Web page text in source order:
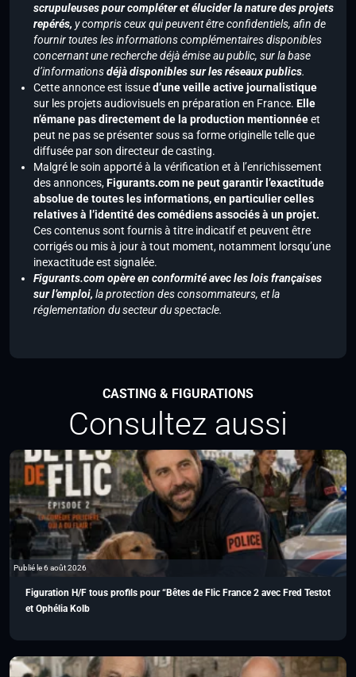
scrupuleuses pour compléter et élucider la nature des projets
repérés, y compris ceux qui peuvent être confidentiels, afin de
fournir toutes les informations complémentaires disponibles
concernant une recherche déjà émise au public, sur la base
d’informationsdéjà disponibles sur les réseaux publics.
Cette annonce est issued’une veille active journalistique
sur les projets audiovisuels en préparation en France. Elle
n’émane pas directement de la production mentionnéeet
peut ne pas se présenter sous sa forme originelle telle que
diffusée par son directeur de casting.
Malgré le soin apporté à la vérification et à l’enrichissement
des annonces,Figurants.com ne peut garantir l’exactitude
absolue de toutes les informations, en particulier celles
relatives à l’identité des comédiens associés à un projet.
Ces contenus sont fournis à titre indicatif et peuvent être
corrigés ou mis à jour à tout moment, notamment lorsqu’une
inexactitude est signalée.
Figurants.com opère en conformité avec les lois françaises
sur l’emploi, la protection des consommateurs, et la
réglementation du secteur du spectacle.
CASTING & FIGURATIONS
Consultez aussi
Publié le 6 août 2026
Figuration H/F tous profils pour “Bêtes de Flic France 2 avec Fred Testot
et Ophélia Kolb